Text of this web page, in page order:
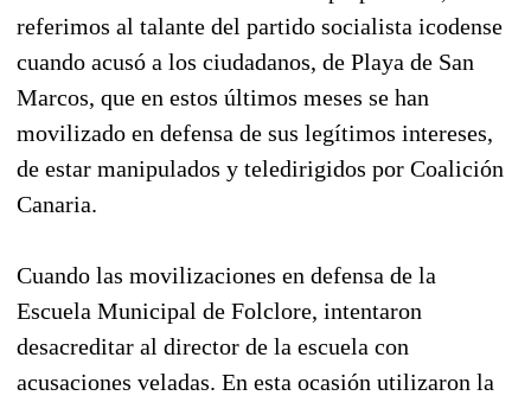
referimos al talante del partido socialista icodense
cuando acusó a los ciudadanos, de Playa de San
Marcos, que en estos últimos meses se han
movilizado en defensa de sus legítimos intereses,
de estar manipulados y teledirigidos por Coalición
Canaria.
Cuando las movilizaciones en defensa de la
Escuela Municipal de Folclore, intentaron
desacreditar al director de la escuela con
acusaciones veladas. En esta ocasión utilizaron la